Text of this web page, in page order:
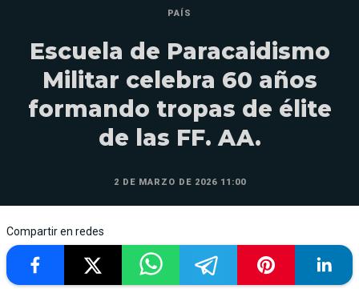
PAÍS
Escuela de Paracaidismo
Militar celebra 60 años
formando tropas de élite
de las FF. AA.
2 DE MARZO DE 2026 11:00
Compartir en redes